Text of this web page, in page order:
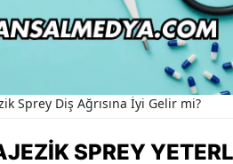
Sprey Diş Ağrısına İyi Gelir mi?
SPREY